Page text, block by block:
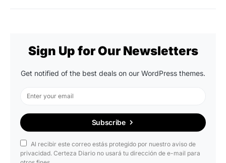
Sign Up for Our Newsletters
Get notified of the best deals on our WordPress themes.
Subscribe
Al recibir este correo estás protegido por nuestro aviso de
privacidad. Certeza Diario no usará tu dirección de e-mail para